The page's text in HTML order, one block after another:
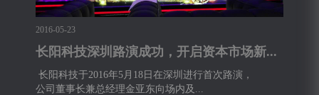
2016-05-23
长阳科技深圳路演成功，开启资本市场新...
长阳科技于2016年5月18日在深圳进行首次路演，
公司董事长兼总经理金亚东向场内及...